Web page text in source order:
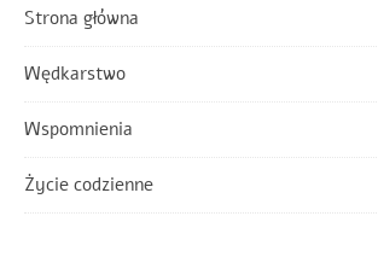
Strona główna
Wędkarstwo
Wspomnienia
Życie codzienne